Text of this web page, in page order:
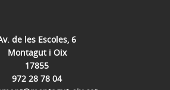
de les Escoles, 6
Montagut i Oix
17855
972 28 78 04